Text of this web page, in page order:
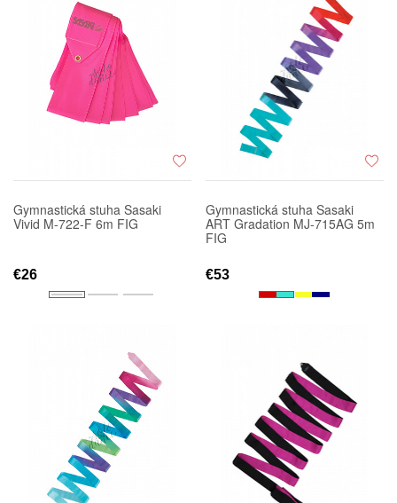
Gymnastická stuha Sasaki
Vivid M-722-F 6m FIG
€26
Gymnastická stuha Sasaki
ART Gradation MJ-715AG 5m
FIG
€53